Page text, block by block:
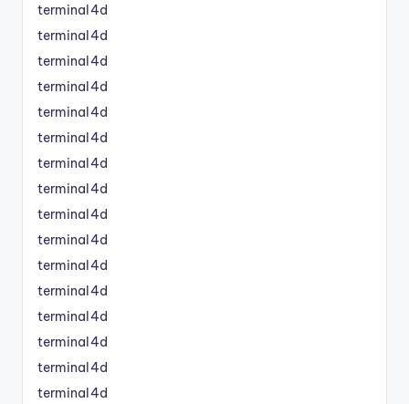
terminal4d
terminal4d
terminal4d
terminal4d
terminal4d
terminal4d
terminal4d
terminal4d
terminal4d
terminal4d
terminal4d
terminal4d
terminal4d
terminal4d
terminal4d
terminal4d